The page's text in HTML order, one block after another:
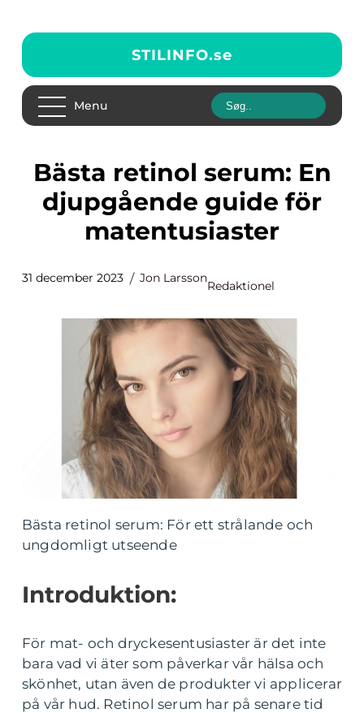
STILINFO.se
Menu
Bästa retinol serum: En
djupgående guide för
matentusiaster
31 december 2023 Jon Larsson
Redaktionel
Bästa retinol serum: För ett strålande och
ungdomligt utseende
Introduktion:
För mat- och dryckesentusiaster är det inte
bara vad vi äter som påverkar vår hälsa och
skönhet, utan även de produkter vi applicerar
på vår hud. Retinol serum har på senare tid